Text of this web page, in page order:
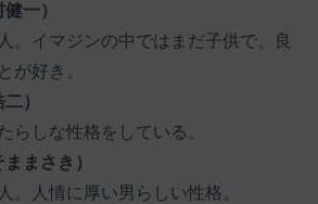
一）
。イマジンの中ではまだ子供で、良
が好き。
）
らしな性格をしている。
まさき）
。人情に厚い男らしい性格。